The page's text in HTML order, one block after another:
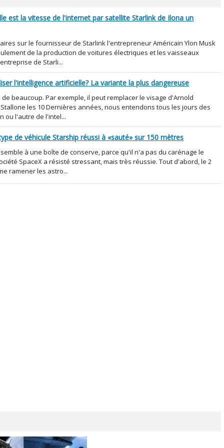
est la vitesse de l'internet par satellite Starlink de Ilona un
sur le fournisseur de Starlink l'entrepreneur Américain Ylon Musk
de la production de voitures électriques et les vaisseaux
de Starli...
l'intelligence artificielle? La variante la plus dangereuse
beaucoup. Par exemple, il peut remplacer le visage d'Arnold
les 10 Dernières années, nous entendons tous les jours des
ou l'autre de l'intel...
de véhicule Starship réussi à «sauté» sur 150 mètres
à une boîte de conserve, parce qu'il n'a pas du carénage le
SpaceX a résisté stressant, mais très réussie. Tout d'abord, le 2
ramener les astro...